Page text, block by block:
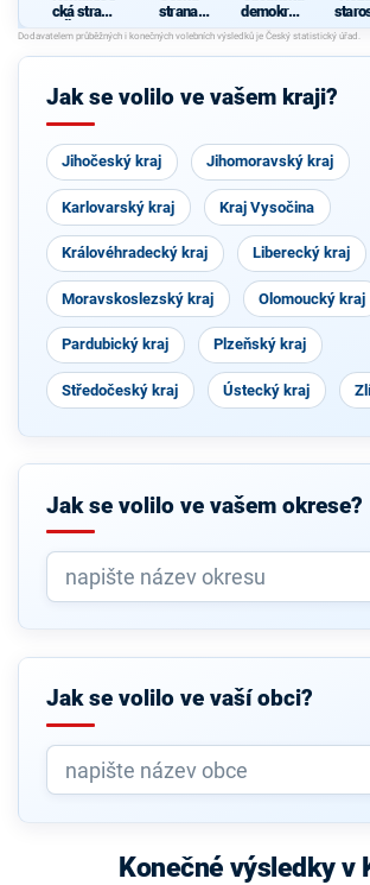
cká strana
Čech a
Moravy
strana
sociálně
demokrati
cká
demokrati
cká strana
pro
Jak se volilo ve vašem kraji?
Jihočeský kraj Jihomoravský kraj
Karlovarský kraj Kraj Vysočina
Královéhradecký kraj Liberecký kraj
Moravskoslezský kraj Olomoucký kraj
Pardubický kraj Plzeňský kraj
Středočeský kraj Ústecký kraj
Jak se volilo ve vašem okrese?
Jak se volilo ve vaší obci?
Konečné výsledky v